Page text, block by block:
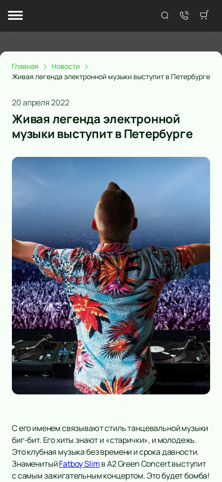
Главная
Новости
Живая легенда электронной музыки выступит в Петербурге
20 апреля 2022
Живая легенда электронной
музыки выступит в Петербурге
С его именем связывают стиль танцевальной музыки
биг-бит. Его хиты знают и «старички», и молодежь.
Это клубная музыка без времени и срока давности.
ЗнаменитыйFatboy Slimв А2 Green Concert выступит
с самым зажигательным концертом. Это будет бомба!